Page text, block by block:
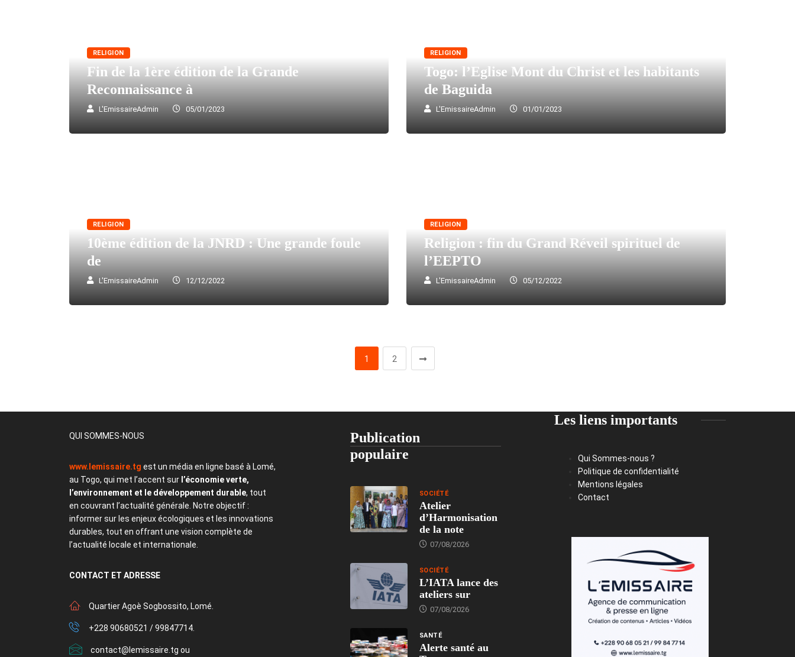
RELIGION
Fin de la 1ère édition de la Grande
Reconnaissance à
L'EmissaireAdmin 05/01/2023
RELIGION
Togo: l’Eglise Mont du Christ et les habitants
de Baguida
L'EmissaireAdmin 01/01/2023
RELIGION
10ème édition de la JNRD : Une grande foule
de
L'EmissaireAdmin 12/12/2022
RELIGION
Religion : fin du Grand Réveil spirituel de
l’EEPTO
L'EmissaireAdmin 05/12/2022
1 2
QUI SOMMES-NOUS
www.lemissaire.tg est un média en ligne basé à Lomé,
au Togo, qui met l’accent sur l’économie verte,
l’environnement et le développement durable, tout
en couvrant l’actualité générale. Notre objectif :
informer sur les enjeux écologiques et les innovations
durables, tout en offrant une vision complète de
l’actualité locale et internationale.
CONTACT ET ADRESSE
Quartier Agoè Sogbossito, Lomé.
+228 90680521 / 99847714.
contact@lemissaire.tg ou
Publication
populaire
SOCIÉTÉ
Atelier
d’Harmonisation
de la note
07/08/2026
SOCIÉTÉ
L’IATA lance des
ateliers sur
07/08/2026
SANTÉ
Alerte santé au
Les liens importants
Qui Sommes-nous ?
Politique de confidentialité
Mentions légales
Contact